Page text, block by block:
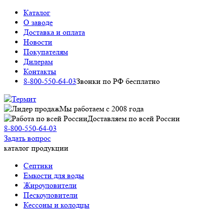
Каталог
О заводе
Доставка и оплата
Новости
Покупателям
Дилерам
Контакты
8-800-550-64-03Звонки по РФ бесплатно
Мы работаем c 2008 года
Доставляем по всей России
8-800-550-64-03
Задать вопрос
каталог продукции
Септики
Емкости для воды
Жироуловители
Пескоуловители
Кессоны и колодцы